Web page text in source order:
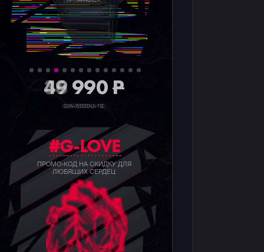
36 990P
GW-5000HS-1E
#G-LOVE
ПРОМО-КОД НА СКИДКУ ДЛЯ
ЛЮБЯЩИХ СЕРДЕЦ